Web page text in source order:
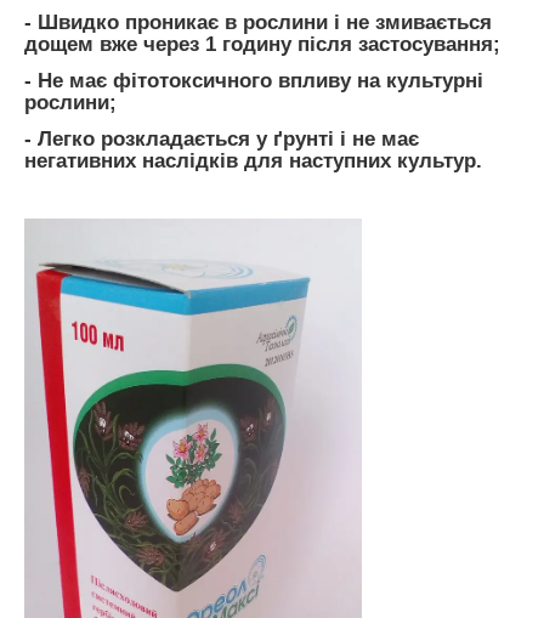
- Швидко проникає в рослини і не змивається
дощем вже через 1 годину після застосування;
- Не має фітотоксичного впливу на культурні
рослини;
- Легко розкладається у ґрунті і не має
негативних наслідків для наступних культур.